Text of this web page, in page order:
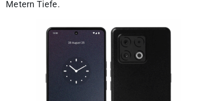
Metern Tiefe.